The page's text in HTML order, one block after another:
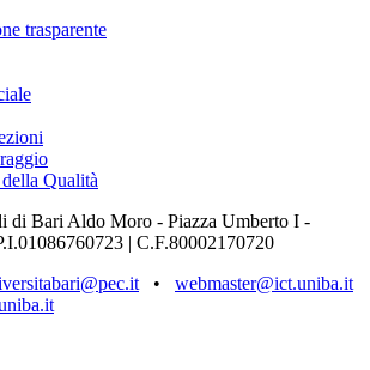
trasparente
Qualità
di Bari Aldo Moro - Piazza Umberto I -
| C.F.80002170720
• webmaster@ict.uniba.it